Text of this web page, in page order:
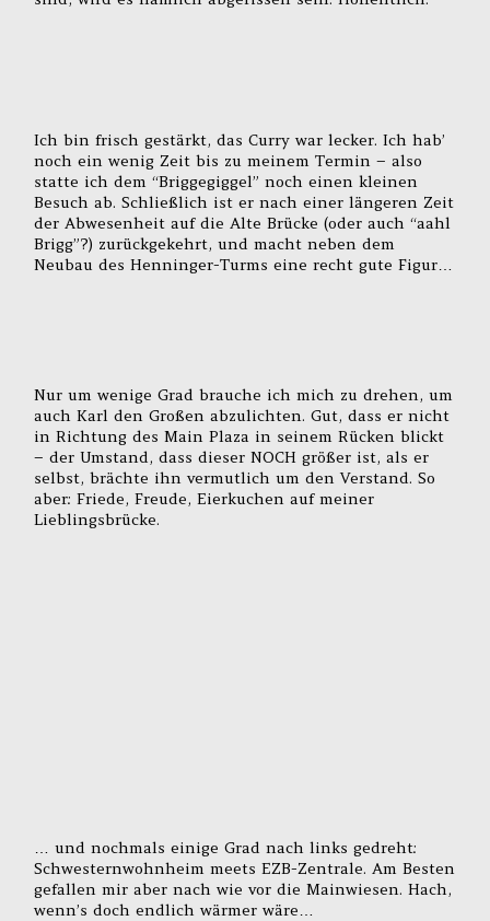
Ich bin frisch gestärkt, das Curry war lecker. Ich hab’
noch ein wenig Zeit bis zu meinem Termin – also
statte ich dem “Briggegiggel” noch einen kleinen
Besuch ab. Schließlich ist er nach einer längeren Zeit
der Abwesenheit auf die Alte Brücke (oder auch “aahl
Brigg”?) zurückgekehrt, und macht neben dem
Neubau des Henninger-Turms eine recht gute Figur…
Nur um wenige Grad brauche ich mich zu drehen, um
auch Karl den Großen abzulichten. Gut, dass er nicht
in Richtung des Main Plaza in seinem Rücken blickt
– der Umstand, dass dieser NOCH größer ist, als er
selbst, brächte ihn vermutlich um den Verstand. So
aber: Friede, Freude, Eierkuchen auf meiner
Lieblingsbrücke.
… und nochmals einige Grad nach links gedreht:
Schwesternwohnheim meets EZB-Zentrale. Am Besten
gefallen mir aber nach wie vor die Mainwiesen. Hach,
wenn’s doch endlich wärmer wäre…